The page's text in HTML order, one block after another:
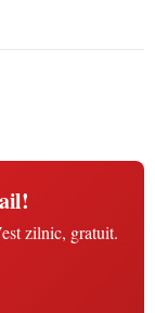
zilnic, gratuit.